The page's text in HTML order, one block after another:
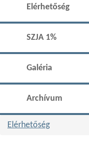
Elérhetőség
SZJA 1%
Galéria
Archívum
Elérhetőség